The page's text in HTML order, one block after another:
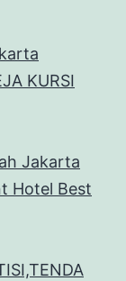
KURSI
Jakarta
Hotel Best